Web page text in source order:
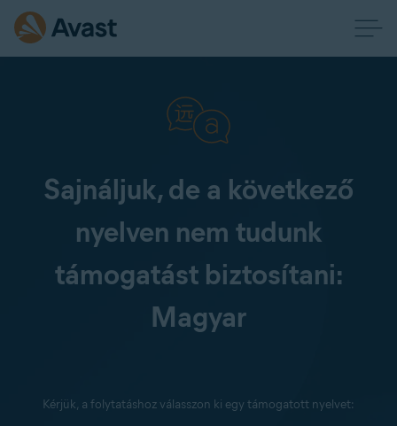
Sajnáljuk, de a következő
nyelven nem tudunk
támogatást biztosítani:
Magyar
Kérjük, a folytatáshoz válasszon ki egy támogatott nyelvet: